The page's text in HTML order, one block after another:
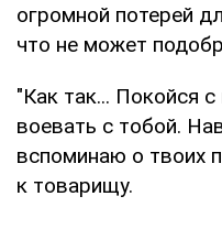
огромной потерей
что не может
"Как так... Покойся
воевать с тобой.
вспоминаю о твоих
к товарищу.